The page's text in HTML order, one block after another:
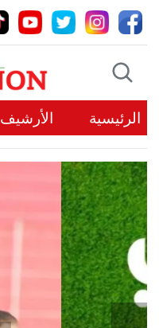
الرئيسية الأرشيف